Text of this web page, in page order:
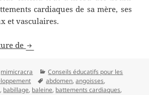
cardiaques de sa mère, ses
et vasculaires.
de La musique éveille les sens
Auteur
mimicracra Catégories
Conseils éducatifs pour les
Mots-
clés
abdomen,angoisses,
, babillage, baleine, battements cardiaques,